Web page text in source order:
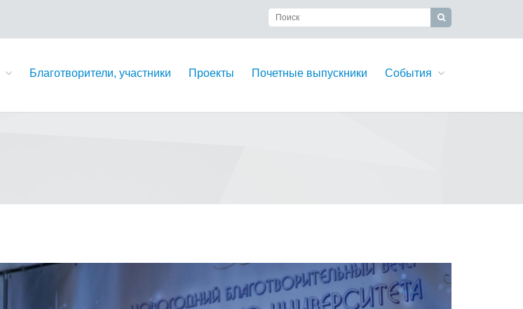
Благотворители, участники Проекты Почетные выпускники События